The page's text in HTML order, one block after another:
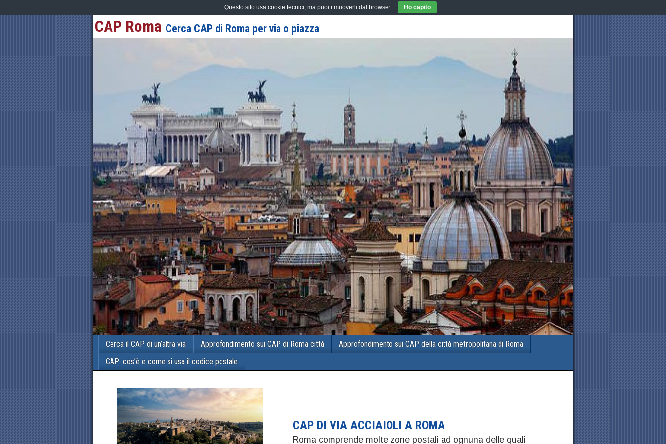
CAP Roma Cerca CAP di Roma per via o piazza
Cerca il CAP di un’altra via Approfondimento sui CAP di Roma città
Approfondimento sui CAP della città metropolitana di Roma
CAP: cos’è e come si usa il codice postale
CAP DI VIA ACCIAIOLI A ROMA
Roma comprende molte zone postali ad ognuna delle quali
Questo sito usa cookie tecnici, ma puoi rimuoverli dal browser. Ho capito